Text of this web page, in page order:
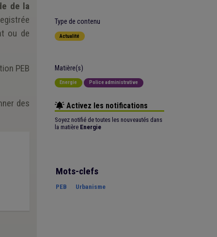
de la
ou de
PEB
des
Type de contenu
Actualité
Matière(s)
Energie Police administrative
Activez les notifications
Soyez notifié de toutes les nouveautés dans
la matière Energie
Mots-clefs
PEB Urbanisme